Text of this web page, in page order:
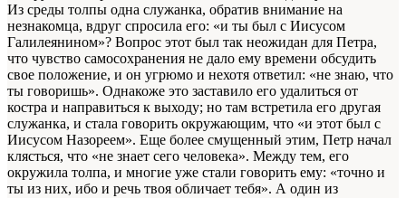
Из среды толпы одна служанка, обратив внимание на
незнакомца, вдруг спросила его: «и ты был с Иисусом
Галилеянином»? Вопрос этот был так неожидан для Петра,
что чувство самосохранения не дало ему времени обсудить
свое положение, и он угрюмо и нехотя ответил: «не знаю, что
ты говоришь». Однакоже это заставило его удалиться от
костра и направиться к выходу; но там встретила его другая
служанка, и стала говорить окружающим, что «и этот был с
Иисусом Назореем». Еще более смущенный этим, Петр начал
клясться, что «не знает сего человека». Между тем, его
окружила толпа, и многие уже стали говорить ему: «точно и
ты из них, ибо и речь твоя обличает тебя». А один из